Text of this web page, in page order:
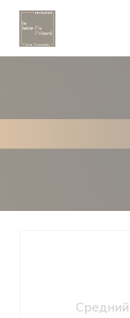
Панель управления